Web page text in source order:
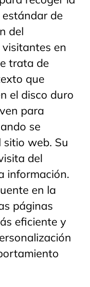
de
del
en
trata de
que
el disco duro
para
se
web. Su
del
información.
en la
páginas
eficiente y